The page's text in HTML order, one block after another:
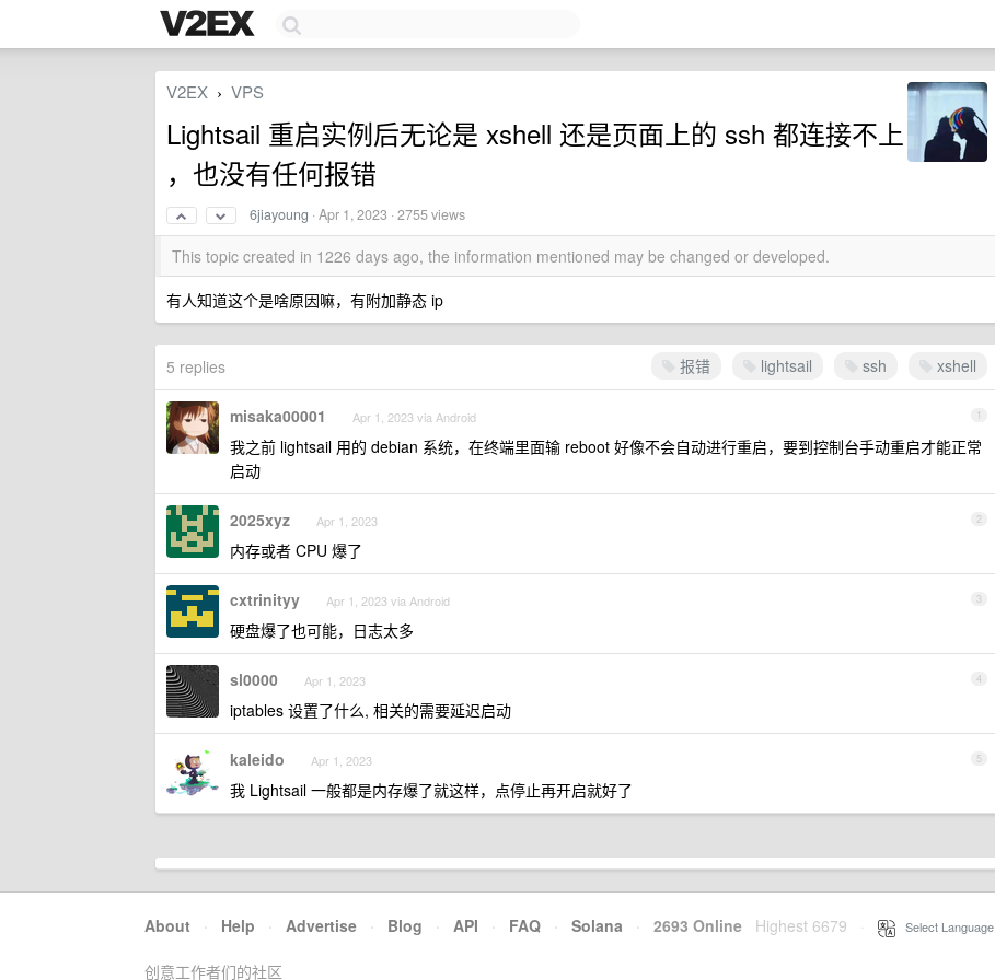
V2EX › VPS
Lightsail 重启实例后无论是 xshell 还是页面上的 ssh 都连接不上
，也没有任何报错
6jiayoung ·Apr 1, 2023 · 2755 views
This topic created in 1226 days ago, the information mentioned may be changed or developed.
有人知道这个是啥原因嘛，有附加静态 ip
报错 lightsail ssh xshell
5 replies
1
misaka00001 Apr 1, 2023 via Android
我之前 lightsail 用的 debian 系统，在终端里面输 reboot 好像不会自动进行重启，要到控制台手动重启才能正常
启动
2
2025xyz Apr 1, 2023
内存或者 CPU 爆了
3
cxtrinityy Apr 1, 2023 via Android
硬盘爆了也可能，日志太多
4
sl0000 Apr 1, 2023
iptables 设置了什么, 相关的需要延迟启动
5
kaleido Apr 1, 2023
我 Lightsail 一般都是内存爆了就这样，点停止再开启就好了
About · Help · Advertise · Blog · API · FAQ · Solana · 2693 Online Highest 6679 Select Language
创意工作者们的社区